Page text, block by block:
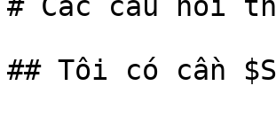
## Tôi có cần